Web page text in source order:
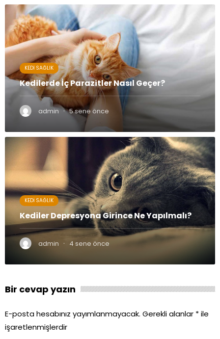
KEDI SAĞLIK
Kedilerde İç Parazitler Nasıl Geçer?
admin · 5 sene önce
KEDI SAĞLIK
Kediler Depresyona Girince Ne Yapılmalı?
admin · 4 sene önce
Bir cevap yazın
E-posta hesabınız yayımlanmayacak. Gerekli alanlar *ile
işaretlenmişlerdir